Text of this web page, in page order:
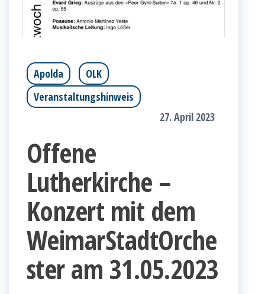
Apolda
OLK
Veranstaltungshinweis
27. April 2023
Offene
Lutherkirche –
Konzert mit dem
WeimarStadtOrche
ster am 31.05.2023